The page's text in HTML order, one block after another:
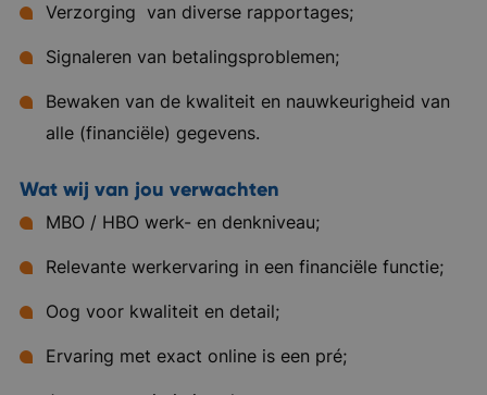
Verzorging van diverse rapportages;
Signaleren van betalingsproblemen;
Bewaken van de kwaliteit en nauwkeurigheid van
alle (financiële) gegevens.
Wat wij van jou verwachten
MBO / HBO werk- en denkniveau;
Relevante werkervaring in een financiële functie;
Oog voor kwaliteit en detail;
Ervaring met exact online is een pré;